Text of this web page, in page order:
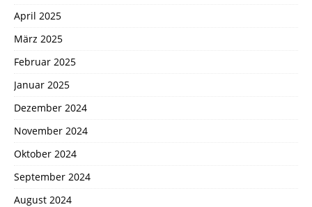
April 2025
März 2025
Februar 2025
Januar 2025
Dezember 2024
November 2024
Oktober 2024
September 2024
August 2024